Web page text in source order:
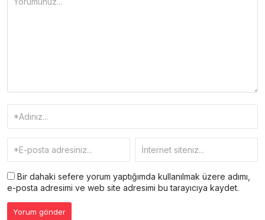
Bir dahaki sefere yorum yaptığımda kullanılmak üzere adımı,
e-posta adresimi ve web site adresimi bu tarayıcıya kaydet.